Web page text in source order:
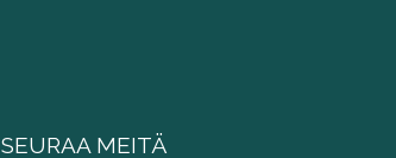
SEURAA MEITÄ